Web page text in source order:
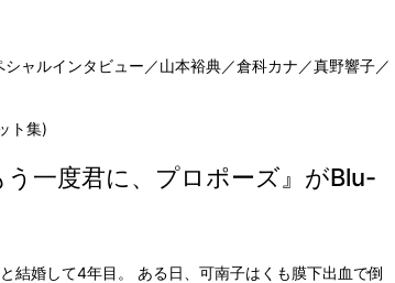
ャルインタビュー／山本裕典／倉科カナ／真野響子／
ト集)
一度君に、プロポーズ』がBlu-
結婚して4年目。 ある日、可南子はくも膜下出血で倒